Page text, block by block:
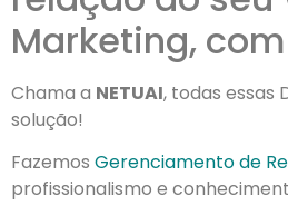
Marketing,
Chama a NETUAI, todas essas
solução!
Fazemos Gerenciamento de
profissionalismo e